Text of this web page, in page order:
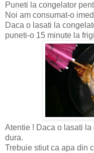
Puneti la congelator
Noi am consumat-o
Daca o lasati la
puneti-o 15 minute la
Atentie ! Daca o lasati
dura.
Trebuie stiut ca apa din